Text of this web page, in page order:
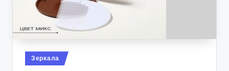
Опубликовано
в
Зеркала